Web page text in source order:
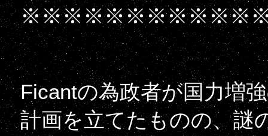
Ficantの為政者が国力増
計画を立てたものの、謎